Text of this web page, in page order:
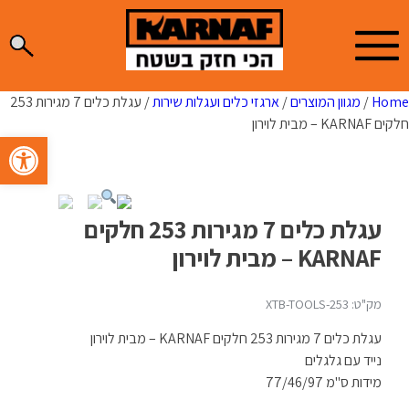
פתח
to
content
Home
/ מגוון המוצרים/ארגזי כלים ועגלות שירות
/ עגלת כלים 7 מגירות 253
חלקים KARNAF – מבית לוירון
עגלת כלים 7 מגירות 253 חלקים
KARNAF – מבית לוירון
מק"ט: XTB-TOOLS-253
עגלת כלים 7 מגירות 253 חלקים KARNAF – מבית לוירון
נייד עם גלגלים
מידות ס"מ 77/46/97